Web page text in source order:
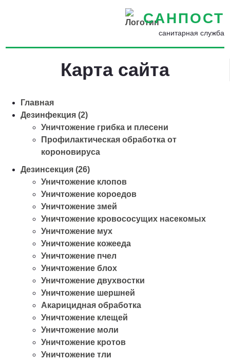
САНПОСТ
санитарная служба
Карта сайта
Главная
Дезинфекция (2)
Уничтожение грибка и плесени
Профилактическая обработка от
короновируса
Дезинсекция (26)
Уничтожение клопов
Уничтожение короедов
Уничтожение змей
Уничтожение кровососущих насекомых
Уничтожение мух
Уничтожение кожееда
Уничтожение пчел
Уничтожение блох
Уничтожение двухвостки
Уничтожение шершней
Акарицидная обработка
Уничтожение клещей
Уничтожение моли
Уничтожение кротов
Уничтожение тли